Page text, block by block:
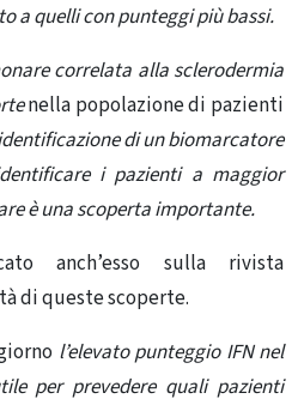
a quelli con punteggi più bassi.
correlata alla sclerodermia
nella popolazione di pazienti
di un biomarcatore
i pazienti a maggior
è una scoperta importante.
anch’esso sulla rivista
di queste scoperte.
l’elevato punteggio IFN nel
per prevedere quali pazienti